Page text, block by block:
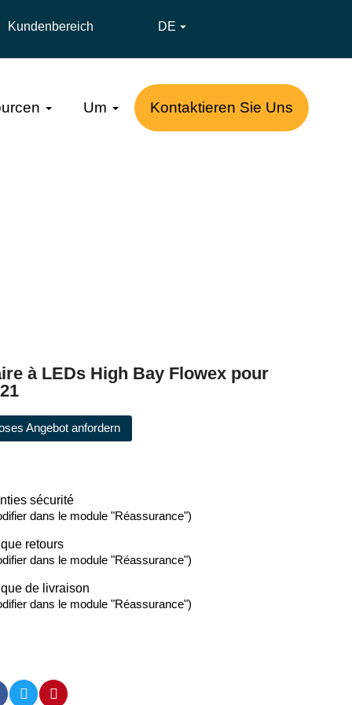
Kundenbereich DE 
Um Kontaktieren Sie Uns
à LEDs High Bay Flowex pour
Angebot anfordern
sécurité
dans le module "Réassurance")
retours
dans le module "Réassurance")
de livraison
dans le module "Réassurance")